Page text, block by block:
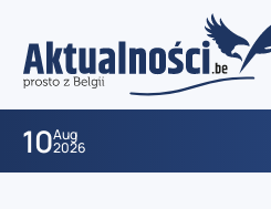
10Aug
2026